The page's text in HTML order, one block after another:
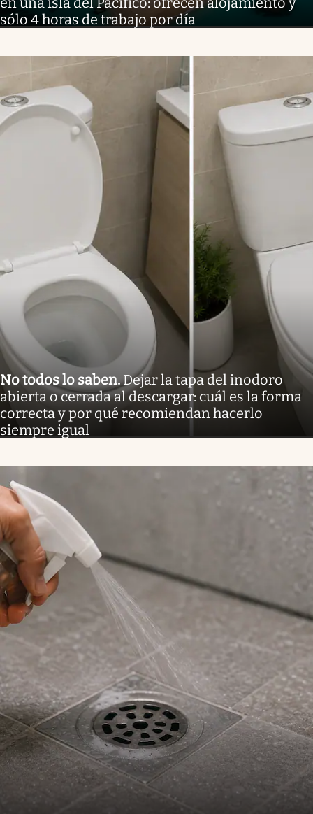
sólo 4 horas de trabajo por día
No todos lo saben.Dejar la tapa del inodoro
abierta o cerrada al descargar: cuál es la forma
correcta y por qué recomiendan hacerlo
siempre igual